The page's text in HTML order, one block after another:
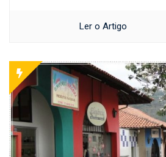
Ler o Artigo